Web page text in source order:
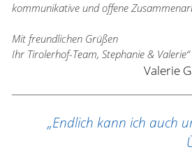
kommunikative und offene
Mit freundlichen Grüßen
Ihr Tirolerhof-Team, Stephanie & Valerie“
Valerie
„Endlich kann ich auch